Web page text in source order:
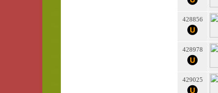
428856
428978
429025